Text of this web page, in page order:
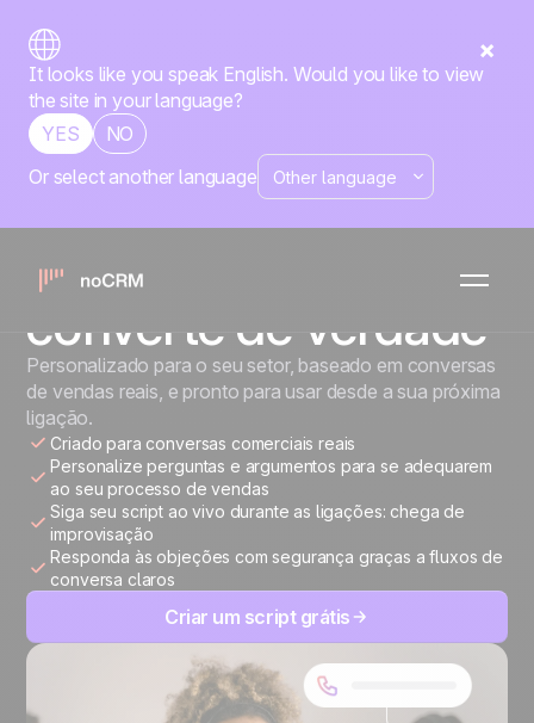
It looks like you speak English. Would you like to view
the site in your language?
YES
NO
Or select another language
GERADOR DE SCRIPT DE VENDAS
Crie um script de
ligações que
converte de verdade
Personalizado para o seu setor, baseado em conversas
de vendas reais, e pronto para usar desde a sua próxima
ligação.
Criado para conversas comerciais reais
Personalize perguntas e argumentos para se adequarem
ao seu processo de vendas
Siga seu script ao vivo durante as ligações: chega de
improvisação
Responda às objeções com segurança graças a fluxos de
conversa claros
Criar um script grátis